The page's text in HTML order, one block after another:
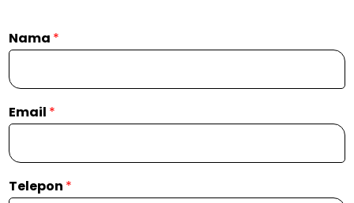
Nama *
Email *
Telepon *